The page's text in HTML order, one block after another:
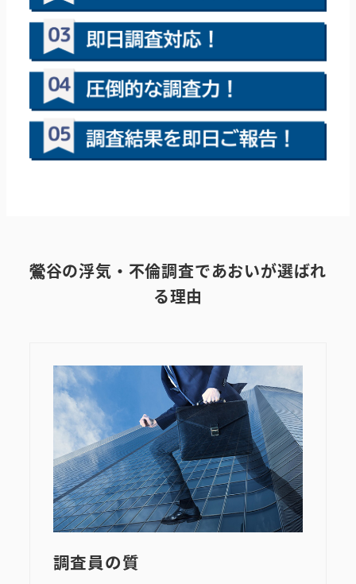
鶯谷の浮気・不倫調査であおいが選ばれ
る理由
調査員の質